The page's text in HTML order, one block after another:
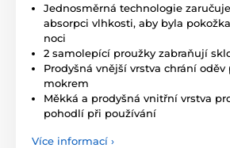
Jednosměrná technologie
absorpci vlhkosti, aby byla
noci
2 samolepící proužky zabraňují
Prodyšná vnější vrstva chrání
mokrem
Měkká a prodyšná vnitřní vrstva
pohodlí při používání
Více informací ›